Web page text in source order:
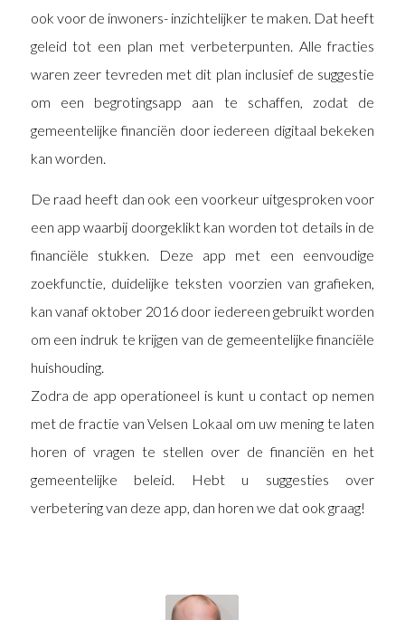
ook voor de inwoners- inzichtelijker te maken. Dat heeft
geleid tot een plan met verbeterpunten. Alle fracties
waren zeer tevreden met dit plan inclusief de suggestie
om een begrotingsapp aan te schaffen, zodat de
gemeentelijke financiën door iedereen digitaal bekeken
kan worden.
De raad heeft dan ook een voorkeur uitgesproken voor
een app waarbij doorgeklikt kan worden tot details in de
financiële stukken. Deze app met een eenvoudige
zoekfunctie, duidelijke teksten voorzien van grafieken,
kan vanaf oktober 2016 door iedereen gebruikt worden
om een indruk te krijgen van de gemeentelijke financiële
huishouding.
Zodra de app operationeel is kunt u contact op nemen
met de fractie van Velsen Lokaal om uw mening te laten
horen of vragen te stellen over de financiën en het
gemeentelijke beleid. Hebt u suggesties over
verbetering van deze app, dan horen we dat ook graag!